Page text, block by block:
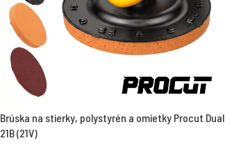
Brúska na stierky, polystyrén a omietky Procut Dual
21B (21V)